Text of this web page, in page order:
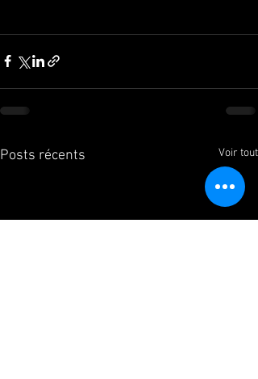
Posts récents Voir tout